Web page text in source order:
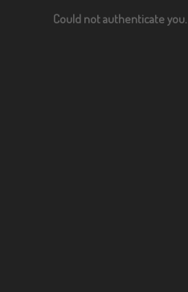
Could not authenticate you.